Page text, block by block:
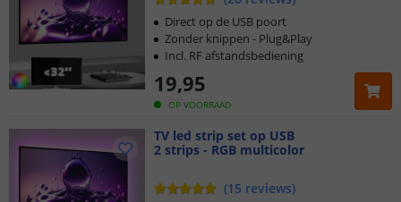
OP VOORRAAD
19,95
Direct op de USB poort
Zonder knippen - Plug&Play
Incl. RF afstandsbediening
TV led strip set op USB
2 strips - RGB multicolor
(15 reviews)